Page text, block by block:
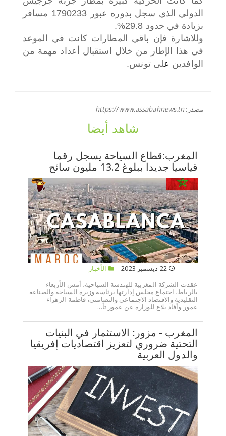
الدولي الذي سجل بدوره عبور 1790233 مسافر
بزيادة في حدود 29.8%.
وللاشارة فإن باقي المطارات كانت في الموعد
في هذا الإطار من خلال استقبال أعداد مهمة من
الوافدين على تونس.
مصدر: https://www.assabahnews.tn
شاهد أيضا
المغرب:قطاع السياحة يسجل رقما
قياسيا جديدا ببلوغ 13.2 مليون سائح
22 ديسمبر 2023
الأخبار
عقدت الشركة المغربية للهندسة السياحية، أمس الأربعاء
بالرباط، اجتماع مجلس إدارتها برئاسة وزيرة السياحة والصناعة
التقليدية والاقتصاد الاجتماعي والتضامني، فاطمة الزهراء
عمور.وأفاد بلاغ للوزارة عن عمور تأ...
المغرب - مزور: الاستثمار في البنيات
التحتية ضروري لتعزيز اقتصاديات إفريقيا
والدول العربية